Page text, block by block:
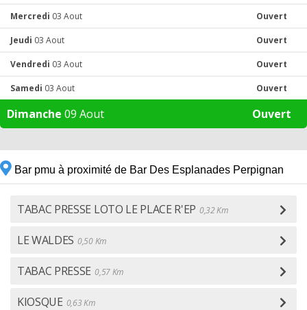
Mercredi 03 Aout Ouvert
Jeudi 03 Aout Ouvert
Vendredi 03 Aout Ouvert
Samedi 03 Aout Ouvert
Dimanche 09 Aout Ouvert
Bar pmu à proximité de Bar Des Esplanades Perpignan
TABAC PRESSE LOTO LE PLACE R'EP 0,32 Km
LE WALDES 0,50 Km
TABAC PRESSE 0,57 Km
KIOSQUE 0,63 Km